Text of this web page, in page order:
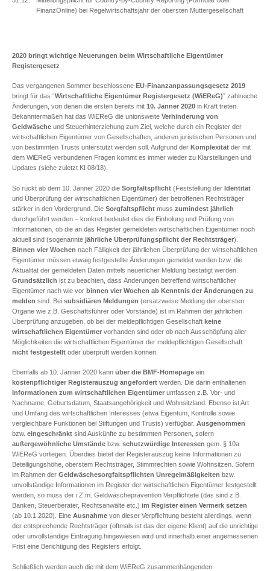
FinanzOnline) bei Regelwirtschaftsjahr der obersten Muttergesellschaft
2020 bringt wichtige Neuerungen beim Wirtschaftliche Eigentümer
Registergesetz
Das vergangenen Sommer beschlossene EU-Finanzanpassungsgesetz 2019
bringt für das “Wirtschaftliche Eigentümer Registergesetz (WiEReG)” zahlreiche
Änderungen, von denen die ersten bereits mit 10. Jänner 2020 in Kraft treten.
Bekanntermaßen hat das WiEReG die unionsweite Verhinderung von
Geldwäsche und Steuerhinterziehung zum Ziel, welche durch ein Register der
wirtschaftlichen Eigentümer von Gesellschaften, anderen juristischen Personen und
von bestimmten Trusts unterstützt werden soll. Aufgrund der Komplexität der mit
dem WiEReG verbundenen Fragen kommt es immer wieder zu Klarstellungen und
Updates (siehe zuletzt KI 08/18).
So rückt ab dem 10. Jänner 2020 die Sorgfaltspflicht (Feststellung der Identität
und Überprüfung der wirtschaftlichen Eigentümer) der betroffenen Rechtsträger
stärker in den Vordergrund. Die Sorgfaltspflicht muss zumindest jährlich
durchgeführt werden – konkret bedeutet dies die Einholung und Prüfung von
Informationen, ob die an das Register gemeldeten wirtschaftlichen Eigentümer noch
aktuell sind (sogenannte jährliche Überprüfungspflicht der Rechtsträger).
Binnen vier Wochen nach Fälligkeit der jährlichen Überprüfung der wirtschaftlichen
Eigentümer müssen etwaig festgestellte Änderungen gemeldet werden bzw. die
Aktualität der gemeldeten Daten mittels neuerlicher Meldung bestätigt werden.
Grundsätzlich ist zu beachten, dass Änderungen betreffend wirtschaftlicher
Eigentümer nach wie vor binnen vier Wochen ab Kenntnis der Änderungen zu
melden sind. Bei subsidiären Meldungen (ersatzweise Meldung der obersten
Organe wie z.B. Geschäftsführer oder Vorstände) ist im Rahmen der jährlichen
Überprüfung anzugeben, ob bei der meldepflichtigen Gesellschaft keine
wirtschaftlichen Eigentümer vorhanden sind oder ob nach Ausschöpfung aller
Möglichkeiten die wirtschaftlichen Eigentümer der meldepflichtigen Gesellschaft
nicht festgestellt oder überprüft werden können.
Ebenfalls ab 10. Jänner 2020 kann über die BMF-Homepage ein
kostenpflichtiger Registerauszug angefordert werden. Die darin enthaltenen
Informationen zum wirtschaftlichen Eigentümer umfassen z.B. Vor- und
Nachname, Geburtsdatum, Staatsangehörigkeit und Wohnsitzland. Ebenso ist Art
und Umfang des wirtschaftlichen Interesses (etwa Eigentum, Kontrolle sowie
vergleichbare Funktionen bei Stiftungen und Trusts) verfügbar. Ausgenommen
bzw. eingeschränkt sind Auskünfte zu bestimmten Personen, sofern
außergewöhnliche Umstände bzw. schutzwürdige Interessen gem. § 10a
WiEReG vorliegen. Überdies bietet der Registerauszug keine Informationen zu
Beteiligungshöhe, oberstem Rechtsträger, Stimmrechten sowie Wohnsitzen. Sofern
im Rahmen der Geldwäschesorgfaltspflichten Unregelmäßigkeiten bzw.
unvollständige Informationen im Register der wirtschaftlichen Eigentümer festgestellt
werden, so muss der i.Z.m. Geldwäscheprävention Verpflichtete (das sind z.B.
Banken, Steuerberater, Rechtsanwälte etc.) im Register einen Vermerk setzen
(ab 10.1.2020). Eine Ausnahme von dieser Verpflichtung besteht allerdings, wenn
der entsprechende Rechtsträger (oftmals ist das der eigene Klient) auf die unrichtige
oder unvollständige Eintragung hingewiesen wird und innerhalb einer angemessenen
Frist eine Berichtigung des Registers erfolgt.
Schließlich werden auch die mit dem WiEReG zusammenhängenden